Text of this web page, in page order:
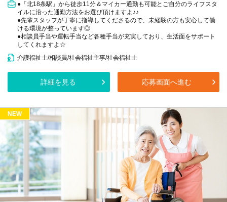
●「北18条駅」から徒歩11分＆マイカー通勤も可能とご自分のライフスタ
イルに沿った通勤方法をお選び頂けますよ♪♪
●先輩スタッフが丁寧に指導してくださるので、未経験の方も安心して働
ける環境が整っています◎
●相談員手当や運転手当など各種手当が充実しており、生活面をサポート
してくれますよ☆
介護福祉士/相談員/社会福祉主事/社会福祉士
詳細を見る 応募画面へ進む
NEW